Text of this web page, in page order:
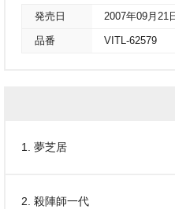
発売日 2007年09月21
品番 VITL-62579
1. 夢芝居
2. 殺陣師一代